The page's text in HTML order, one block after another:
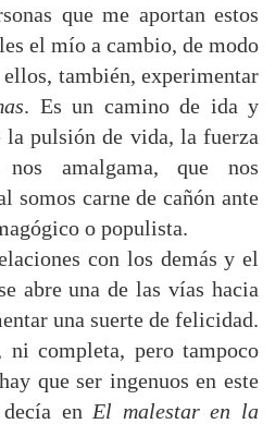
que me aportan estos
el mío a cambio, de modo
ellos, también, experimentar
. Es un camino de ida y
pulsión de vida, la fuerza
amalgama, que nos
somos carne de cañón ante
o populista.
con los demás y el
abre una de las vías hacia
una suerte de felicidad.
ni completa, pero tampoco
que ser ingenuos en este
en El malestar en la